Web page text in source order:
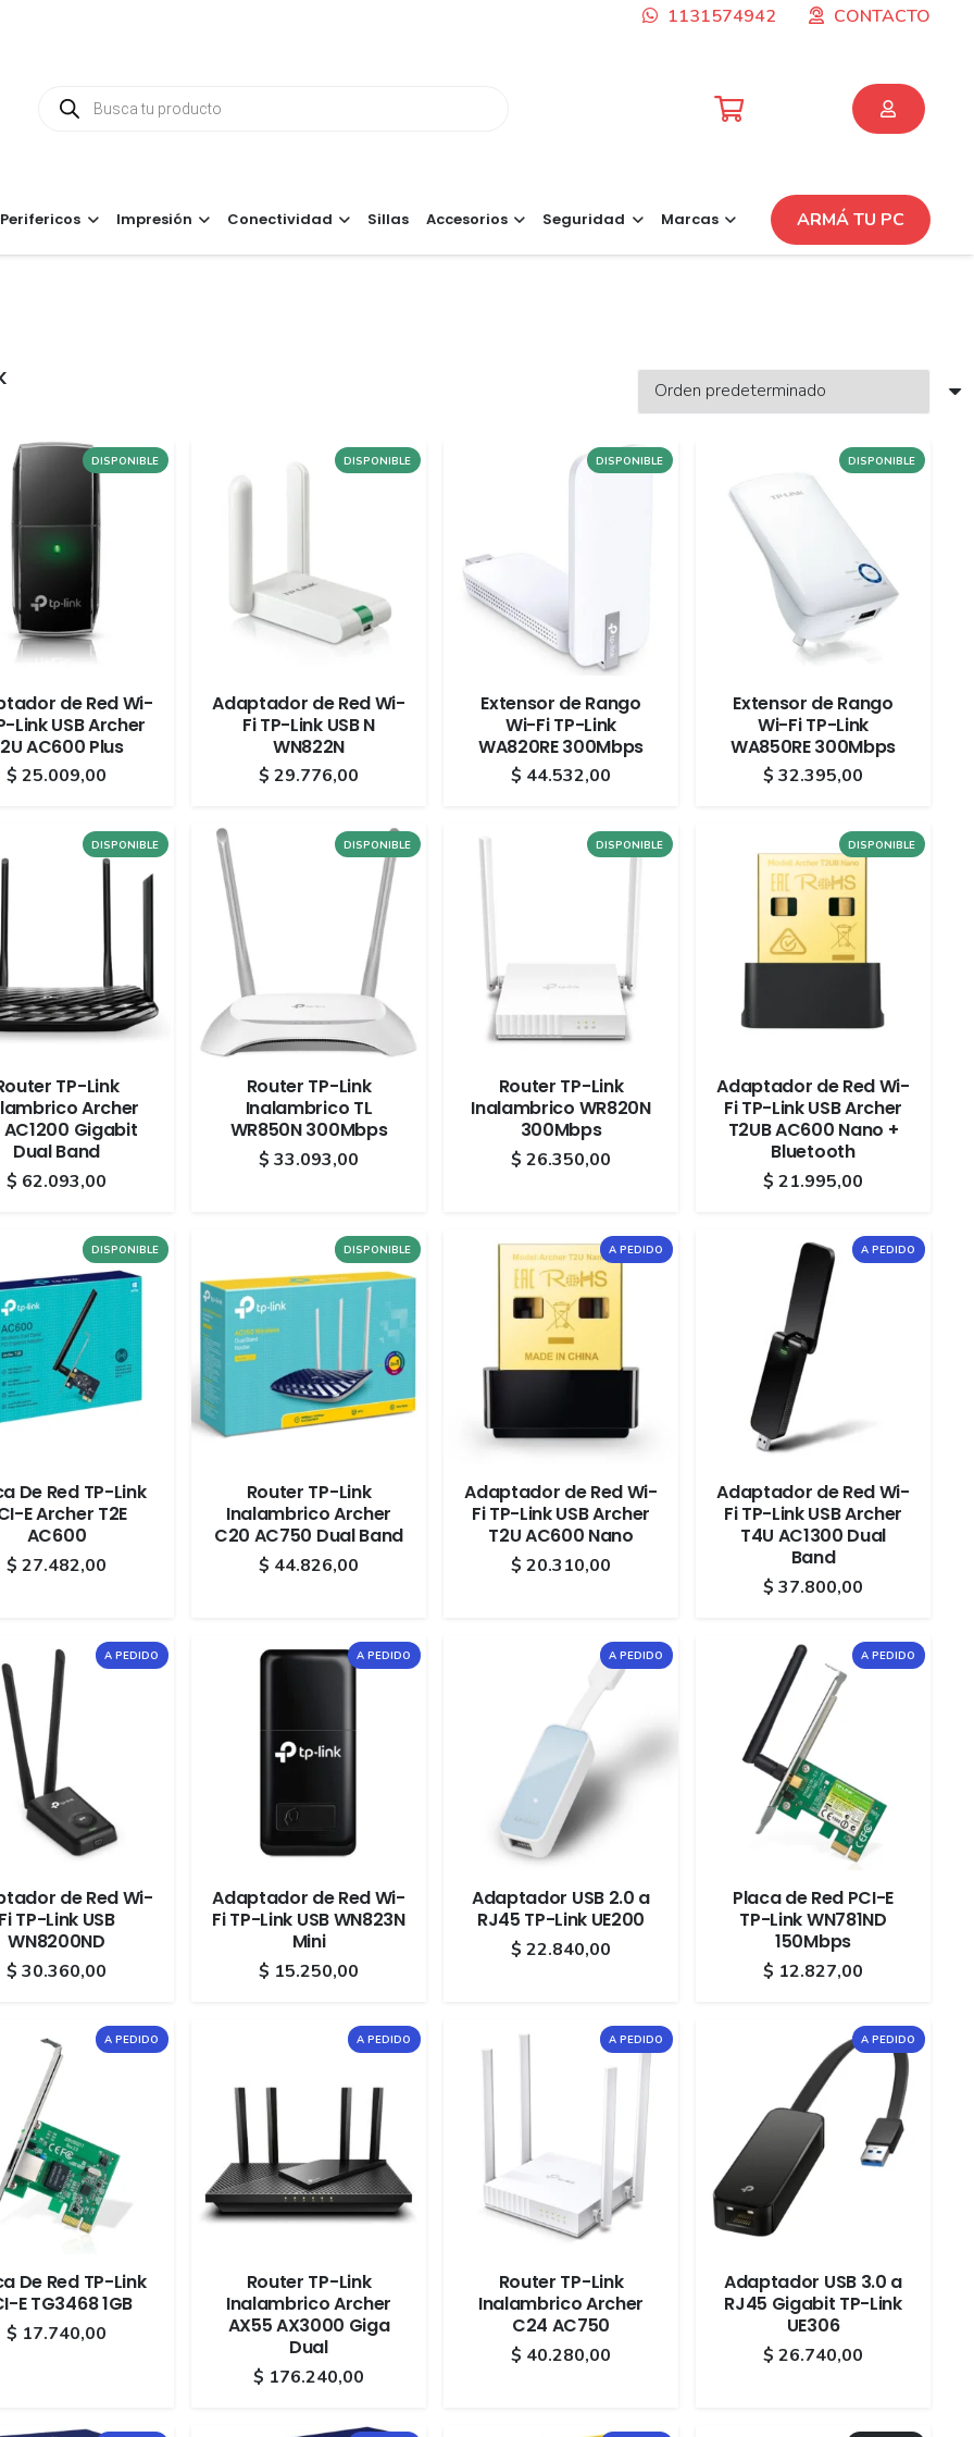
1131574942 CONTACTO
Búsqueda
de
Perifericos Impresión Conectividad Sillas Accesorios Seguridad Marcas ARMÁ TU PC
DISPONIBLE
de Red Wi-
Link USB Archer
AC600 Plus
$ 25.009,00
DISPONIBLE
Adaptador de Red Wi-
Fi TP-Link USB N
WN822N
$ 29.776,00
DISPONIBLE
Extensor de Rango
Wi-Fi TP-Link
WA820RE 300Mbps
$ 44.532,00
DISPONIBLE
Extensor de Rango
Wi-Fi TP-Link
WA850RE 300Mbps
$ 32.395,00
DISPONIBLE
TP-Link
Archer
AC1200 Gigabit
Dual Band
$ 62.093,00
DISPONIBLE
Router TP-Link
Inalambrico TL
WR850N 300Mbps
$ 33.093,00
DISPONIBLE
Router TP-Link
Inalambrico WR820N
300Mbps
$ 26.350,00
DISPONIBLE
Adaptador de Red Wi-
Fi TP-Link USB Archer
T2UB AC600 Nano +
Bluetooth
$ 21.995,00
DISPONIBLE
De Red TP-Link
E Archer T2E
AC600
$ 27.482,00
DISPONIBLE
Router TP-Link
Inalambrico Archer
C20 AC750 Dual Band
$ 44.826,00
A PEDIDO
Adaptador de Red Wi-
Fi TP-Link USB Archer
T2U AC600 Nano
$ 20.310,00
A PEDIDO
Adaptador de Red Wi-
Fi TP-Link USB Archer
T4U AC1300 Dual
Band
$ 37.800,00
A PEDIDO
de Red Wi-
Fi TP-Link USB
WN8200ND
$ 30.360,00
A PEDIDO
Adaptador de Red Wi-
Fi TP-Link USB WN823N
Mini
$ 15.250,00
A PEDIDO
Adaptador USB 2.0 a
RJ45 TP-Link UE200
$ 22.840,00
A PEDIDO
Placa de Red PCI-E
TP-Link WN781ND
150Mbps
$ 12.827,00
A PEDIDO
De Red TP-Link
E TG3468 1GB
$ 17.740,00
A PEDIDO
Router TP-Link
Inalambrico Archer
AX55 AX3000 Giga
Dual
$ 176.240,00
A PEDIDO
Router TP-Link
Inalambrico Archer
C24 AC750
$ 40.280,00
A PEDIDO
Adaptador USB 3.0 a
RJ45 Gigabit TP-Link
UE306
$ 26.740,00